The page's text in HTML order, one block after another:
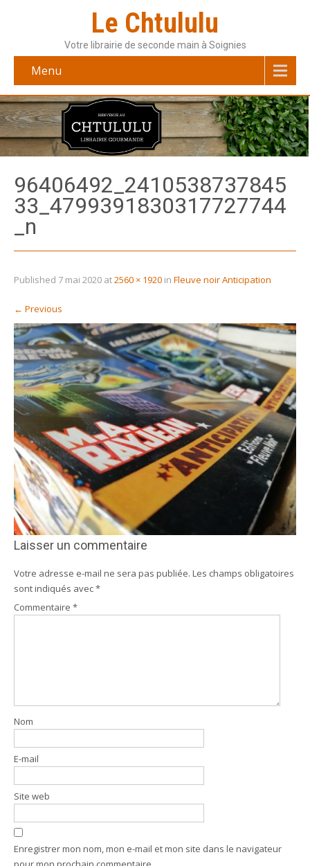
Le Chtululu
Votre librairie de seconde main à Soignies
Menu
96406492_2410538737845
33_4799391830317727744
_n
Published 7 mai 2020 at2560 × 1920 in Fleuve noir Anticipation
← Previous
Laisser un commentaire
Votre adresse e-mail ne sera pas publiée. Les champs obligatoires
sont indiqués avec*
Commentaire *
Nom
E-mail
Site web
Enregistrer mon nom, mon e-mail et mon site dans le navigateur